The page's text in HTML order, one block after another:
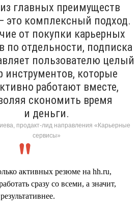
главных преимуществ
это комплексный подход.
от покупки карьерных
по отдельности, подписка
пользователю целый
инструментов, которые
работают вместе,
скономить время
и деньги.
продакт-лид направления «Карьерные
сервисы»
активных резюме на hh.ru,
сразу со всеми, а значит,